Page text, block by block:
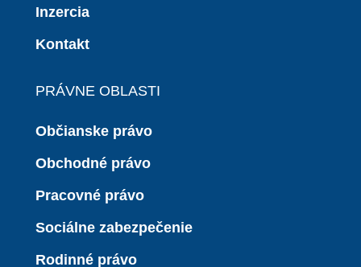
Inzercia
Kontakt
PRÁVNE OBLASTI
Občianske právo
Obchodné právo
Pracovné právo
Sociálne zabezpečenie
Rodinné právo